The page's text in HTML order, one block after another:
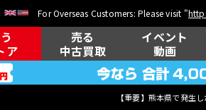
For Overseas Customers: Please visit "
ア
売る
中古買取
イベント
動画
【重要】熊本県で発生